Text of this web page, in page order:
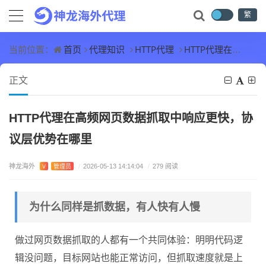
繁
当前位置： 首页 代理知识 HTTP代理 HTTP代理在高频网页数据抓取中响应更快，协议层优势在哪里
正文
HTTP代理在高频网页数据抓取中响应更快，协
议层优势在哪里
神龙海外 V 管理员 / 2026-05-13 14:14:04 / 279 阅读
为什么同样是抓数据，有人快有人慢
做过网页数据抓取的人都有一个共同体验：明明代码逻
辑没问题，目标网站也能正常访问，但抓取速度就是上